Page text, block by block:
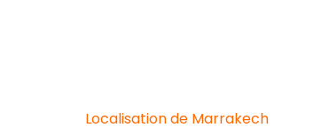
Localisation de Marrakech